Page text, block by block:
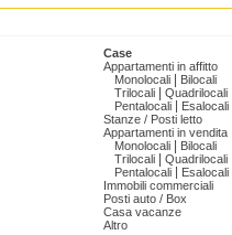
Case
Appartamenti in affitto
Monolocali
Bilocali
Trilocali
Quadrilocali
Pentalocali
Esalocali
Stanze / Posti letto
Appartamenti in vendita
Monolocali
Bilocali
Trilocali
Quadrilocali
Pentalocali
Esalocali
Immobili commerciali
Posti auto / Box
Casa vacanze
Altro